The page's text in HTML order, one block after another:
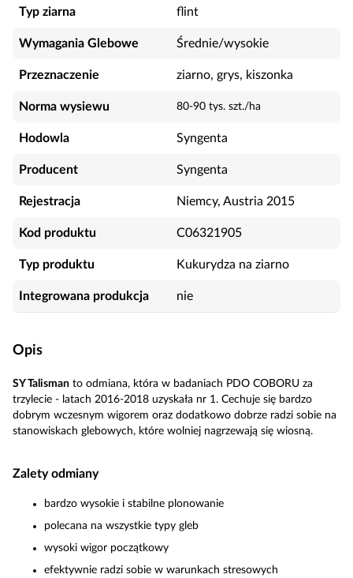
Typ ziarna flint
Wymagania Glebowe Średnie/wysokie
Przeznaczenie ziarno, grys, kiszonka
Norma wysiewu 80-90 tys. szt./ha
Hodowla Syngenta
Producent Syngenta
Rejestracja Niemcy, Austria 2015
Kod produktu C06321905
Typ produktu Kukurydza na ziarno
Integrowana produkcja nie
Opis
SY Talisman to odmiana, która w badaniach PDO COBORU za
trzylecie - latach 2016-2018 uzyskała nr 1. Cechuje się bardzo
dobrym wczesnym wigorem oraz dodatkowo dobrze radzi sobie na
stanowiskach glebowych, które wolniej nagrzewają się wiosną.
Zalety odmiany
bardzo wysokie i stabilne plonowanie
polecana na wszystkie typy gleb
wysoki wigor początkowy
efektywnie radzi sobie w warunkach stresowych